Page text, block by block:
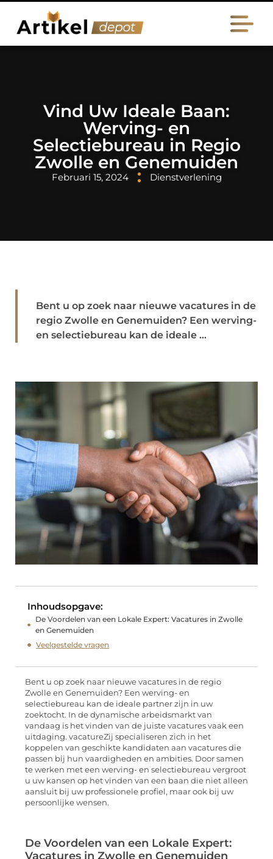
Vind Uw Ideale Baan:
Werving- en
Selectiebureau in Regio
Zwolle en Genemuiden
Februari 15, 2024 Dienstverlening
Bent u op zoek naar nieuwe vacatures in de
regio Zwolle en Genemuiden? Een werving-
en selectiebureau kan de ideale ...
Inhoudsopgave:
De Voordelen van een Lokale Expert: Vacatures in Zwolle
en Genemuiden
Veelgestelde vragen
Bent u op zoek naar nieuwe vacatures in de regio
Zwolle en Genemuiden? Een werving- en
selectiebureau kan de ideale partner zijn in uw
zoektocht. In de dynamische arbeidsmarkt van
vandaag is het vinden van de juiste vacatures vaak een
uitdaging. vacatureZij specialiseren zich in het
koppelen van geschikte kandidaten aan vacatures die
passen bij hun vaardigheden en ambities. Door samen
te werken met een werving- en selectiebureau vergroot
u uw kansen op het vinden van een baan die niet alleen
aansluit bij uw professionele profiel, maar ook bij uw
persoonlijke wensen.
De Voordelen van een Lokale Expert:
Vacatures in Zwolle en Genemuiden